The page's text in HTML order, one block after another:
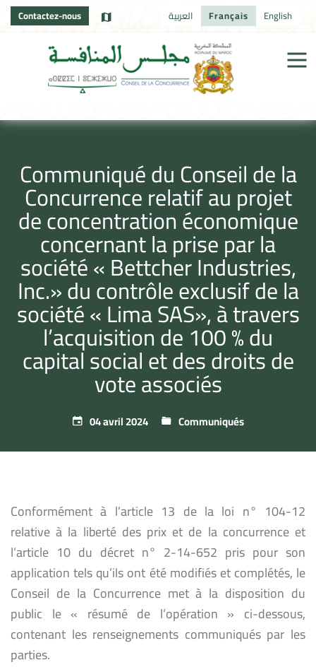
Contactez-nous العربية Français English
Communiqué du Conseil de la
Concurrence relatif au projet
de concentration économique
concernant la prise par la
société « Bettcher Industries,
Inc.» du contrôle exclusif de la
société « Lima SAS», à travers
l’acquisition de 100 % du
capital social et des droits de
vote associés
04 avril 2024 Communiqués
Conformément à l’article 13 de la loi n° 104-12
relative à la liberté des prix et de la concurrence et
l’article 10 du décret n° 2-14-652 pris pour son
application tels qu’ils ont été modifiés et complétés, le
Conseil de la Concurrence met à la disposition du
public le « résumé de l’opération » ci-dessous,
contenant les renseignements communiqués par les
parties.